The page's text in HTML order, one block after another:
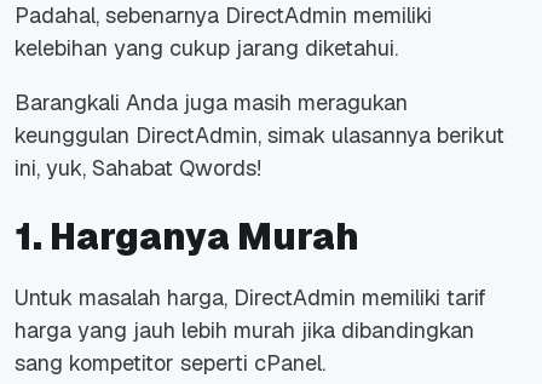
Padahal, sebenarnya DirectAdmin memiliki
kelebihan yang cukup jarang diketahui.
Barangkali Anda juga masih meragukan
keunggulan DirectAdmin, simak ulasannya berikut
ini, yuk, Sahabat Qwords!
1. Harganya Murah
Untuk masalah harga, DirectAdmin memiliki tarif
harga yang jauh lebih murah jika dibandingkan
sang kompetitor seperti cPanel.